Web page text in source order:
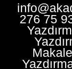
276 75